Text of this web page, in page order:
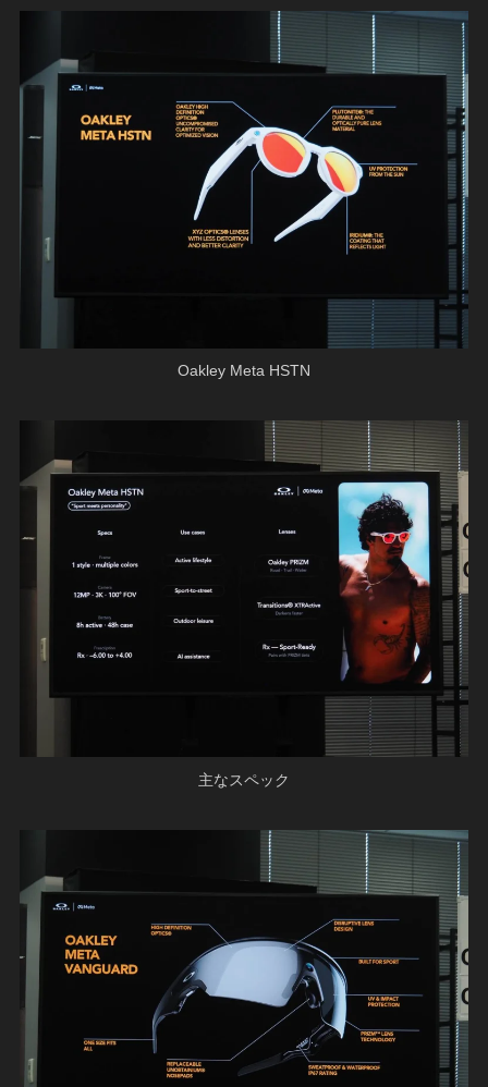
Oakley Meta HSTN
主なスペック